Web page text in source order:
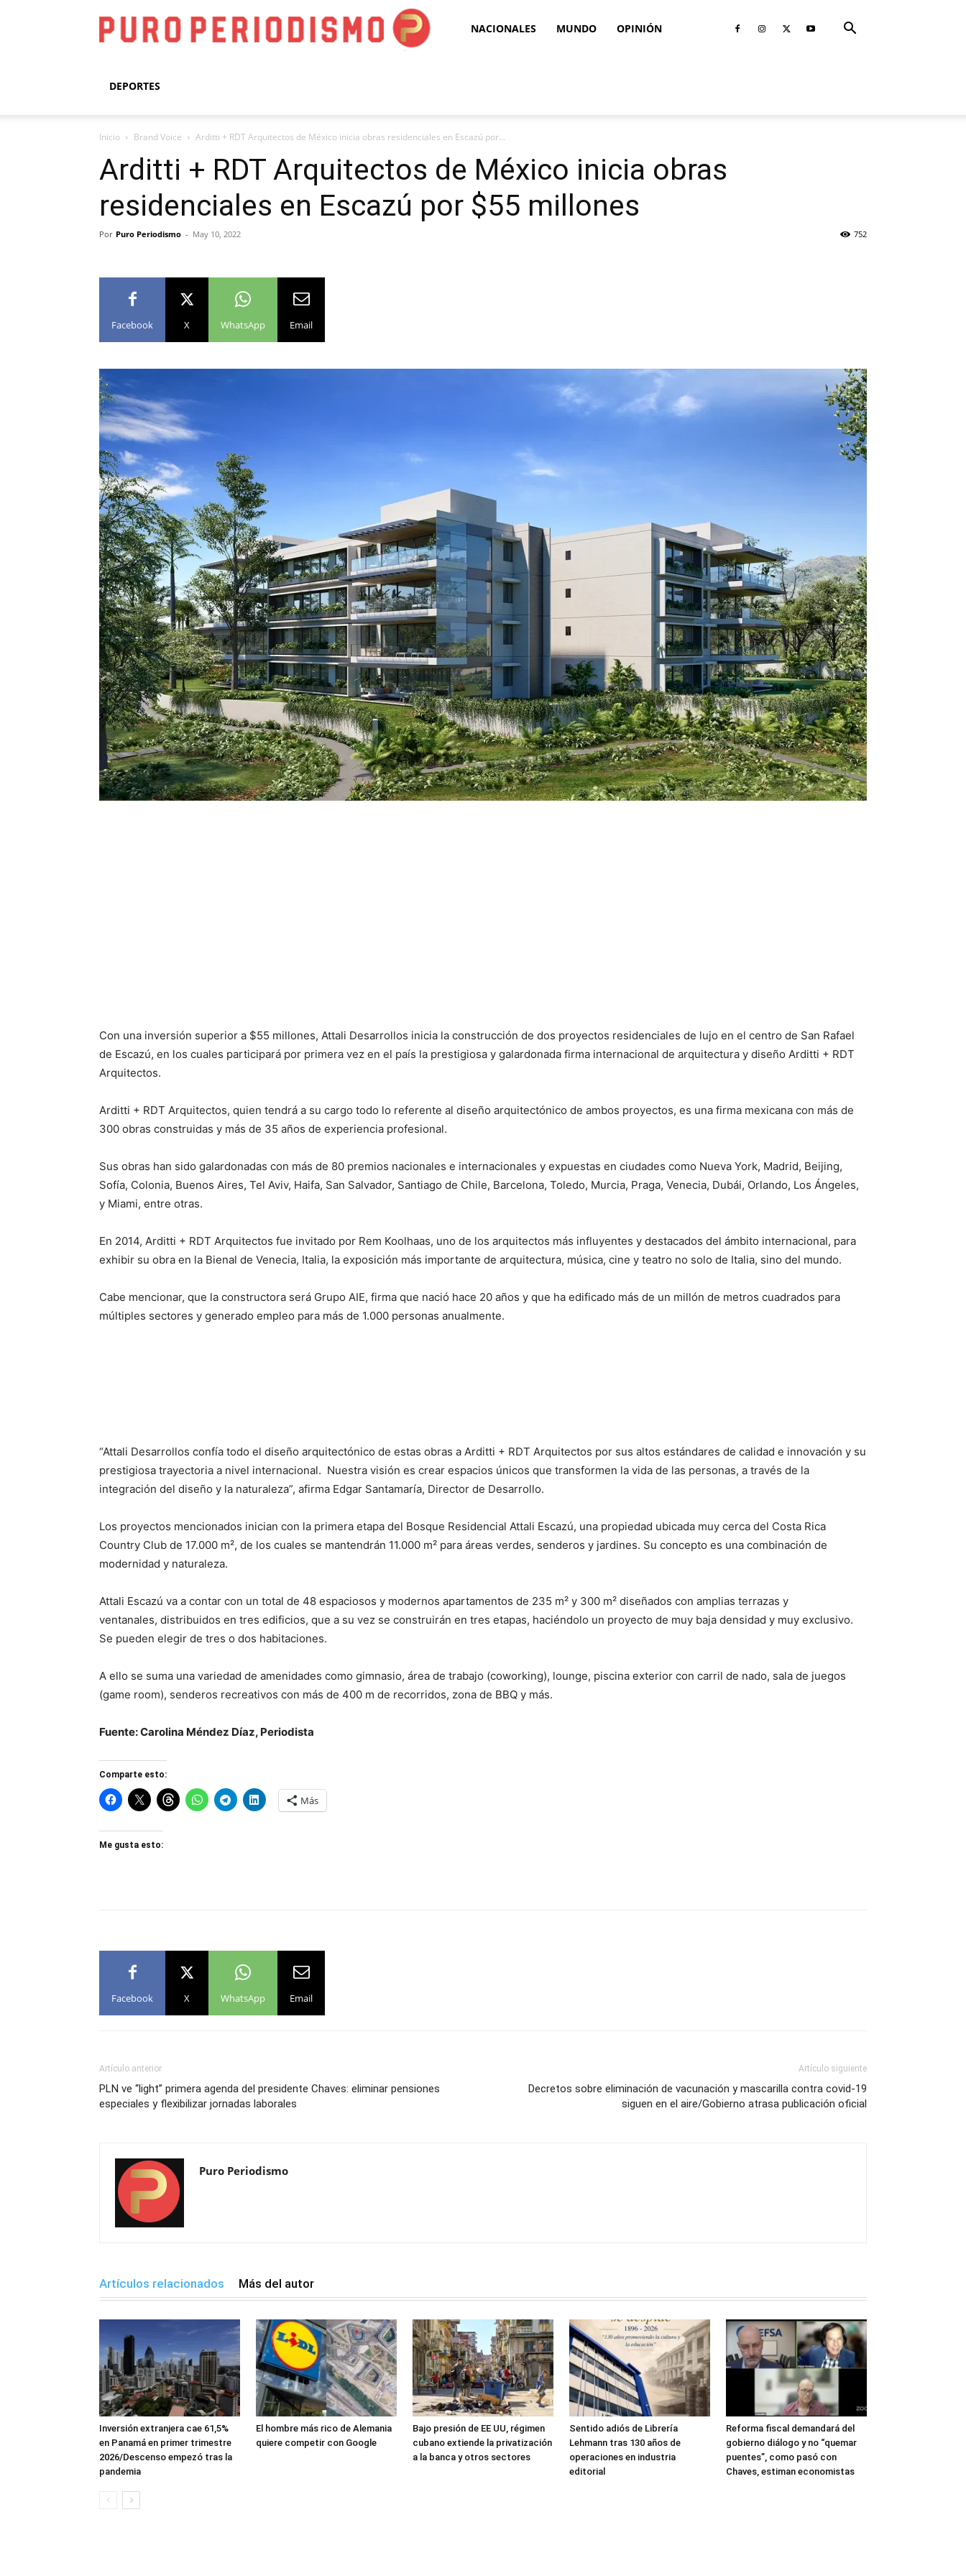
Puro NACIONALES MUNDO OPINIÓN
DEPORTES
Inicio Brand Voice Arditti + RDT Arquitectos de México inicia obras residenciales en Escazú por...
Arditti + RDT Arquitectos de México inicia obras
residenciales en Escazú por $55 millones
Por Puro Periodismo - May 10, 2022 752
Facebook X WhatsApp Email
Con una inversión superior a $55 millones, Attali Desarrollos inicia la construcción de dos proyectos residenciales de lujo en el centro de San Rafael
de Escazú, en los cuales participará por primera vez en el país la prestigiosa y galardonada firma internacional de arquitectura y diseño Arditti + RDT
Arquitectos.
Arditti + RDT Arquitectos, quien tendrá a su cargo todo lo referente al diseño arquitectónico de ambos proyectos, es una firma mexicana con más de
300 obras construidas y más de 35 años de experiencia profesional.
Sus obras han sido galardonadas con más de 80 premios nacionales e internacionales y expuestas en ciudades como Nueva York, Madrid, Beijing,
Sofía, Colonia, Buenos Aires, Tel Aviv, Haifa, San Salvador, Santiago de Chile, Barcelona, Toledo, Murcia, Praga, Venecia, Dubái, Orlando, Los Ángeles,
y Miami, entre otras.
En 2014, Arditti + RDT Arquitectos fue invitado por Rem Koolhaas, uno de los arquitectos más influyentes y destacados del ámbito internacional, para
exhibir su obra en la Bienal de Venecia, Italia, la exposición más importante de arquitectura, música, cine y teatro no solo de Italia, sino del mundo.
Cabe mencionar, que la constructora será Grupo AIE, firma que nació hace 20 años y que ha edificado más de un millón de metros cuadrados para
múltiples sectores y generado empleo para más de 1.000 personas anualmente.
“Attali Desarrollos confía todo el diseño arquitectónico de estas obras a Arditti + RDT Arquitectos por sus altos estándares de calidad e innovación y su
prestigiosa trayectoria a nivel internacional. Nuestra visión es crear espacios únicos que transformen la vida de las personas, a través de la
integración del diseño y la naturaleza”, afirma Edgar Santamaría, Director de Desarrollo.
Los proyectos mencionados inician con la primera etapa del Bosque Residencial Attali Escazú, una propiedad ubicada muy cerca del Costa Rica
Country Club de 17.000 m², de los cuales se mantendrán 11.000 m² para áreas verdes, senderos y jardines. Su concepto es una combinación de
modernidad y naturaleza.
Attali Escazú va a contar con un total de 48 espaciosos y modernos apartamentos de 235 m² y 300 m² diseñados con amplias terrazas y
ventanales, distribuidos en tres edificios, que a su vez se construirán en tres etapas, haciéndolo un proyecto de muy baja densidad y muy exclusivo.
Se pueden elegir de tres o dos habitaciones.
A ello se suma una variedad de amenidades como gimnasio, área de trabajo (coworking), lounge, piscina exterior con carril de nado, sala de juegos
(game room), senderos recreativos con más de 400 m de recorridos, zona de BBQ y más.
Fuente: Carolina Méndez Díaz, Periodista
Comparte esto:
Más
Me gusta esto:
Facebook X WhatsApp Email
Artículo anterior
PLN ve “light” primera agenda del presidente Chaves: eliminar pensiones
especiales y flexibilizar jornadas laborales
Artículo siguiente
Decretos sobre eliminación de vacunación y mascarilla contra covid-19
siguen en el aire/Gobierno atrasa publicación oficial
Puro Periodismo
Artículos relacionados Más del autor
Inversión extranjera cae 61,5%
en Panamá en primer trimestre
2026/Descenso empezó tras la
pandemia
El hombre más rico de Alemania
quiere competir con Google
Bajo presión de EE UU, régimen
cubano extiende la privatización
a la banca y otros sectores
Sentido adiós de Librería
Lehmann tras 130 años de
operaciones en industria
editorial
Reforma fiscal demandará del
gobierno diálogo y no “quemar
puentes”, como pasó con
Chaves, estiman economistas